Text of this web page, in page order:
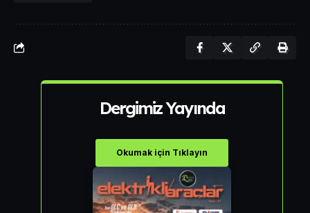
Dergimiz Yayında
Okumak için Tıklayın